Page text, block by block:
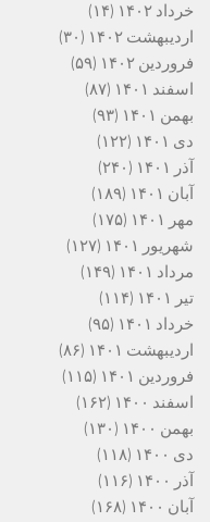
خرداد ۱۴۰۲
(۱۴)
اردیبهشت ۱۴۰۲
(۳۰)
فروردین ۱۴۰۲
(۵۹)
اسفند ۱۴۰۱
(۸۷)
بهمن ۱۴۰۱
(۹۳)
دی ۱۴۰۱
(۱۲۲)
آذر ۱۴۰۱
(۲۴۰)
آبان ۱۴۰۱
(۱۸۹)
مهر ۱۴۰۱
(۱۷۵)
شهریور ۱۴۰۱
(۱۲۷)
مرداد ۱۴۰۱
(۱۴۹)
تیر ۱۴۰۱
(۱۱۴)
خرداد ۱۴۰۱
(۹۵)
اردیبهشت ۱۴۰۱
(۸۶)
فروردین ۱۴۰۱
(۱۱۵)
اسفند ۱۴۰۰
(۱۶۲)
بهمن ۱۴۰۰
(۱۳۰)
دی ۱۴۰۰
(۱۱۸)
آذر ۱۴۰۰
(۱۱۶)
آبان ۱۴۰۰
(۱۶۸)